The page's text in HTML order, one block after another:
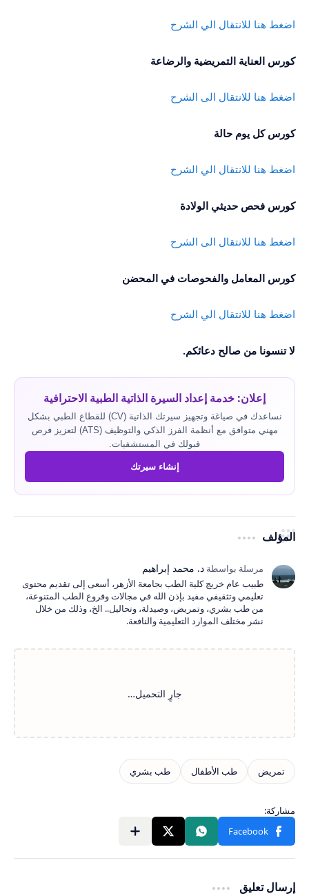
اضغط هنا للانتقال الي الشرح
كورس العناية التمريضية والرضاعة
اضغط هنا للانتقال الى الشرح
كورس كل يوم حالة
اضغط هنا للانتقال الي الشرح
كورس فحص حديثي الولادة
اضغط هنا للانتقال الى الشرح
كورس المعامل والفحوصات في المحضن
اضغط هنا للانتقال الي الشرح
لا تنسونا من صالح دعائكم.
إعلان: خدمة إعداد السيرة الذاتية الطبية الاحترافية
نساعدك في صياغة وتجهيز سيرتك الذاتية (CV) للقطاع الطبي بشكل
مهني متوافق مع أنظمة الفرز الذكي والتوظيف (ATS) لتعزيز فرص
قبولك في المستشفيات.
إنشاء سيرتك
المؤلف
طبيب عام خريج كلية الطب بجامعة الأزهر، أسعى إلى تقديم محتوى
تعليمي وتثقيفي مفيد بإذن الله في مجالات وفروع الطب المتنوعة،
من طب بشري، وتمريض، وصيدلة، وتحاليل.. الخ، وذلك من خلال
نشر مختلف الموارد التعليمية والنافعة.
إرسال تعليق